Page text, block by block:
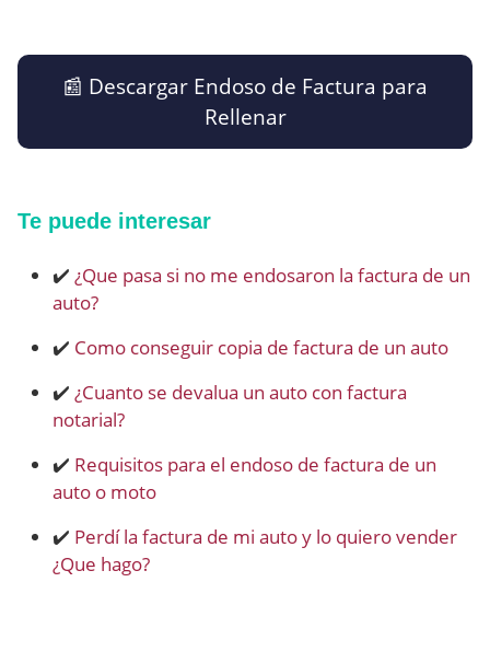
📰​ Descargar Endoso de Factura para
Rellenar
Te puede interesar
✔️ ¿Que pasa si no me endosaron la factura de un
auto?
✔️ Como conseguir copia de factura de un auto
✔️ ¿Cuanto se devalua un auto con factura
notarial?
✔️ Requisitos para el endoso de factura de un
auto o moto
✔️ Perdí la factura de mi auto y lo quiero vender
¿Que hago?